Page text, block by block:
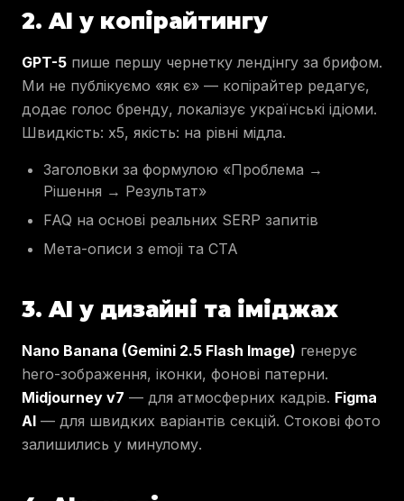
2. AI у копірайтингу
GPT-5 пише першу чернетку лендінгу за брифом.
Ми не публікуємо «як є» — копірайтер редагує,
додає голос бренду, локалізує українські ідіоми.
Швидкість: x5, якість: на рівні мідла.
Заголовки за формулою «Проблема →
Рішення → Результат»
FAQ на основі реальних SERP запитів
Мета-описи з emoji та CTA
3. AI у дизайні та іміджах
Nano Banana (Gemini 2.5 Flash Image) генерує
hero-зображення, іконки, фонові патерни.
Midjourney v7 — для атмосферних кадрів. Figma
AI — для швидких варіантів секцій. Стокові фото
залишились у минулому.